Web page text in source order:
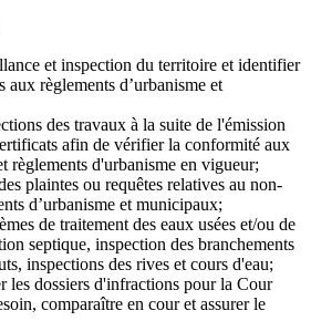
et inspection du territoire et identifier
aux règlements d’urbanisme et
des travaux à la suite de l'émission
afin de vérifier la conformité aux
règlements d'urbanisme en vigueur;
plaintes ou requêtes relatives au non-
d’urbanisme et municipaux;
de traitement des eaux usées et/ou de
septique, inspection des branchements
inspections des rives et cours d'eau;
les dossiers d'infractions pour la Cour
comparaître en cour et assurer le